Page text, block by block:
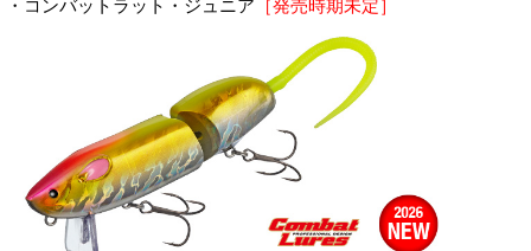
・コンバットラット・ジュニア ［発売時期未定］